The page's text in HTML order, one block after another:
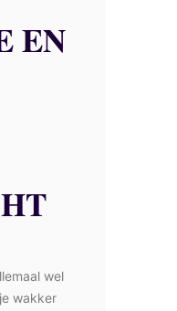
EN
wel
wakker